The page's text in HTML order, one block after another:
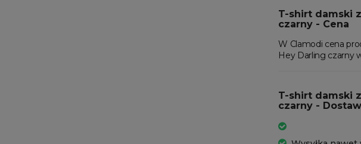
T-shirt damski
czarny - Cena
W Clamodi cena
Hey Darling czarny
T-shirt damski
czarny -